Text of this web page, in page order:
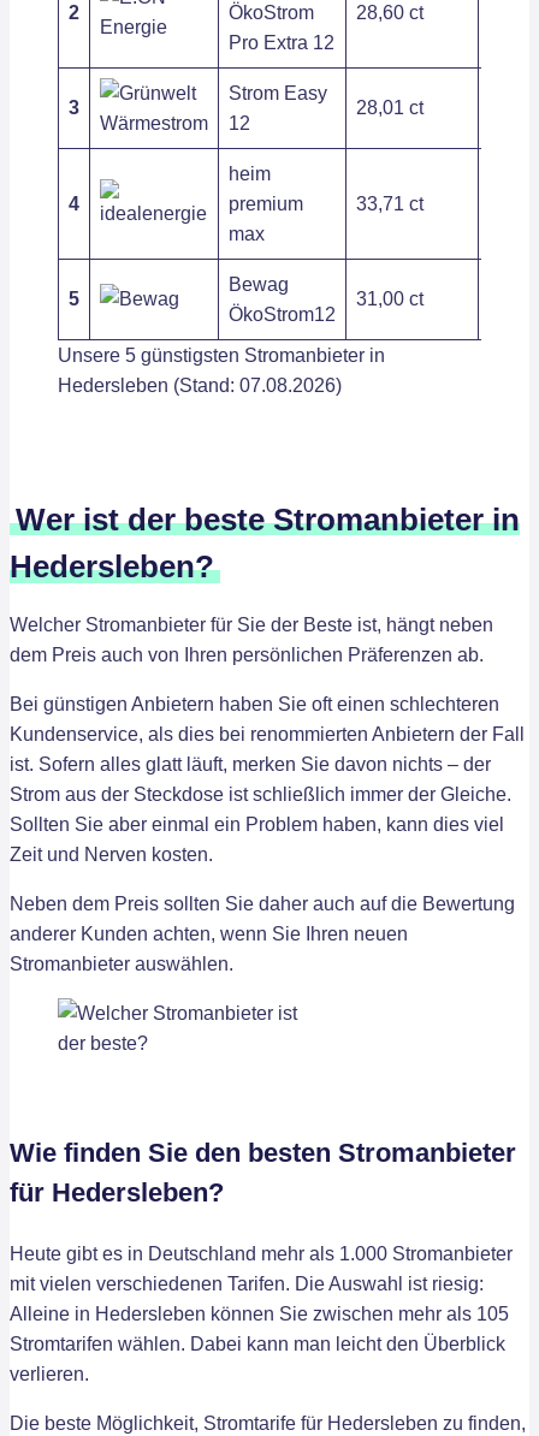
2
ÖkoStrom
Pro Extra 12
28,60 ct
3
Strom Easy
12
28,01 ct
4
heim
premium
max
33,71 ct
5
Bewag
ÖkoStrom12
31,00 ct
Unsere 5 günstigsten Stromanbieter in
Hedersleben (Stand: 07.08.2026)
Wer ist der beste Stromanbieter in
Hedersleben?
Welcher Stromanbieter für Sie der Beste ist, hängt neben
dem Preis auch von Ihren persönlichen Präferenzen ab.
Bei günstigen Anbietern haben Sie oft einen schlechteren
Kundenservice, als dies bei renommierten Anbietern der Fall
ist. Sofern alles glatt läuft, merken Sie davon nichts – der
Strom aus der Steckdose ist schließlich immer der Gleiche.
Sollten Sie aber einmal ein Problem haben, kann dies viel
Zeit und Nerven kosten.
Neben dem Preis sollten Sie daher auch auf die Bewertung
anderer Kunden achten, wenn Sie Ihren neuen
Stromanbieter auswählen.
Wie finden Sie den besten Stromanbieter
für Hedersleben?
Heute gibt es in Deutschland mehr als 1.000 Stromanbieter
mit vielen verschiedenen Tarifen. Die Auswahl ist riesig:
Alleine in Hedersleben können Sie zwischen mehr als 105
Stromtarifen wählen. Dabei kann man leicht den Überblick
verlieren.
Die beste Möglichkeit, Stromtarife für Hedersleben zu finden,